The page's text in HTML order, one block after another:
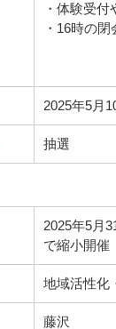
・体験受
・16時の
2025年5月
抽選
2025年5月
で縮小開催
地域活性
藤沢